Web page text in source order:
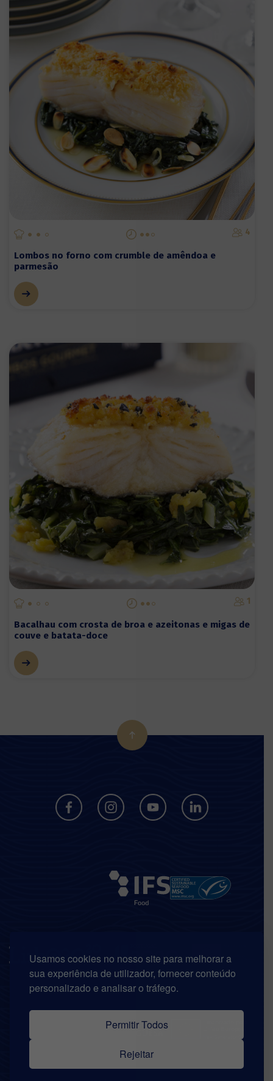
Usamos cookies no nosso site para melhorar a
sua experiência de utilizador, fornecer conteúdo
personalizado e analisar o tráfego.
Permitir Todos
Rejeitar
4
Lombos no forno com crumble de amêndoa e
parmesão
1
Bacalhau com crosta de broa e azeitonas e migas de
couve e batata-doce